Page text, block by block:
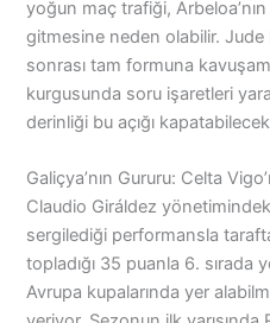
yoğun maç trafiği,
gitmesine neden olabilir. Jude
sonrası tam formuna
kurgusunda soru işaretleri
derinliği bu açığı
Galiçya’nın Gururu: Celta
Claudio Giráldez
sergilediği performansla
topladığı 35 puanla 6. sırada
Avrupa kupalarında yer